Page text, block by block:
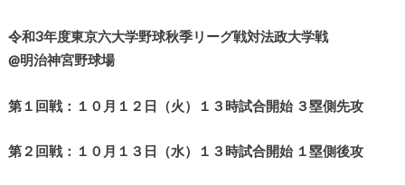
令和3年度東京六大学野球秋季リーグ戦対法政大学戦
@明治神宮野球場
第１回戦：１０月１２日（火）１３時試合開始 ３塁側先攻
第２回戦：１０月１３日（水）１３時試合開始 １塁側後攻